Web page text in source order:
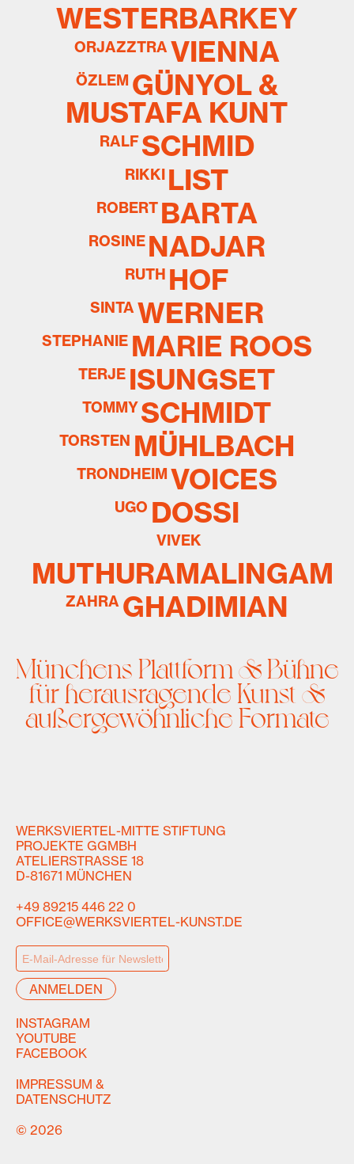
WESTERBARKEY
ORJAZZTRAVIENNA
ÖZLEMGÜNYOL &
MUSTAFA KUNT
RALFSCHMID
RIKKILIST
ROBERTBARTA
ROSINENADJAR
RUTHHOF
SINTAWERNER
STEPHANIEMARIE ROOS
TERJEISUNGSET
TOMMYSCHMIDT
TORSTENMÜHLBACH
TRONDHEIMVOICES
UGODOSSI
VIVEK
MUTHURAMALINGAM
ZAHRAGHADIMIAN
Münchens Plattform & Bühne
für herausragende Kunst &
außergewöhnliche Formate
WERKSVIERTEL-MITTE STIFTUNG
PROJEKTE GGMBH
ATELIERSTRASSE 18
D-81671 MÜNCHEN
+49 89215 446 22 0
OFFICE@WERKSVIERTEL-KUNST.DE
INSTAGRAM
YOUTUBE
FACEBOOK
IMPRESSUM &
DATENSCHUTZ
© 2026